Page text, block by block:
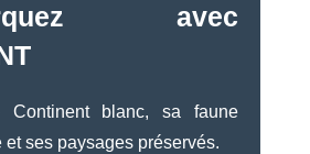
avec
Continent blanc, sa faune
ses paysages préservés.